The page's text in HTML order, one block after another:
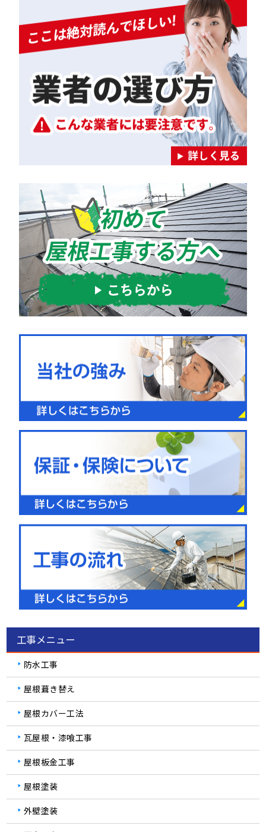
工事メニュー
防水工事
屋根葺き替え
屋根カバー工法
瓦屋根・漆喰工事
屋根板金工事
屋根塗装
外壁塗装